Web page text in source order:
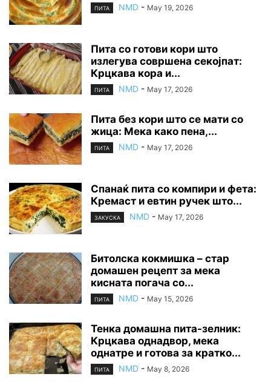
ПИТА NMD - May 19, 2026
Пита со готови кори што
излегува совршена секојпат:
Крцкава кора и...
ПИТА NMD - May 17, 2026
Пита без кори што се мати со
жица: Мека како пена,...
ПИТА NMD - May 17, 2026
Спанаќ пита со компири и фета:
Кремаст и евтин ручек што...
ЗАКУСКА NMD - May 17, 2026
Битолска кокмишка – стар
домашен рецепт за мека
кисната погача со...
ПИТА NMD - May 15, 2026
Тенка домашна пита-зелник:
Крцкава однадвор, мека
однатре и готова за кратко...
ПИТА NMD - May 8, 2026